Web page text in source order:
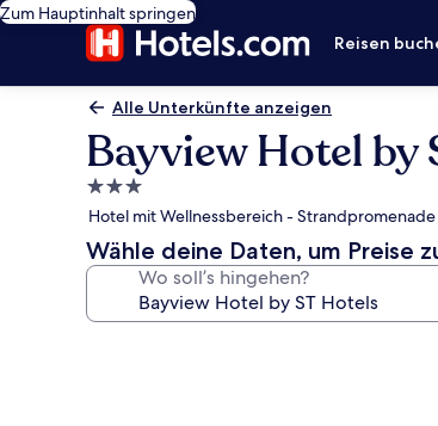
Zum Hauptinhalt springen
Reisen
Alle Unterkünfte anzeigen
Bayview Hotel by
3.0-
Sterne-
Unterkunft
Hotel mit Wellnessbereich - Strandpromenade
Wähle deine Daten, um Preise
Wo soll’s hingehen?